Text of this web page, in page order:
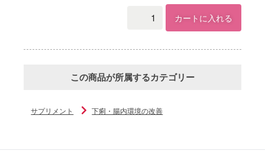
カートに入れる
この商品が所属するカテゴリー
サプリメント 下痢・腸内環境の改善